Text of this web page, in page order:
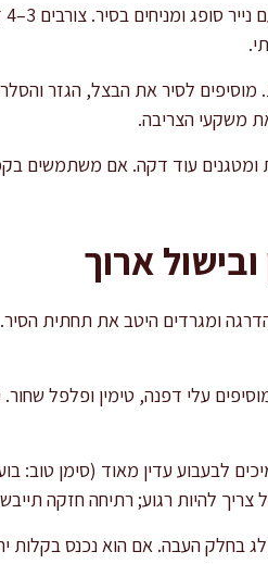
משקעי הצריבה.
ובישול ארוך
להיות רגוע; רתיחה חזקה
בחלק העבה. אם הוא נכנס